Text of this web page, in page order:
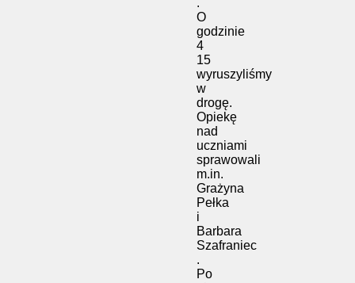
.
O
godzinie
4
15
wyruszyliśmy
w
drogę.
Opiekę
nad
uczniami
sprawowali
m.in.
Grażyna
Pełka
i
Barbara
Szafraniec
.
Po